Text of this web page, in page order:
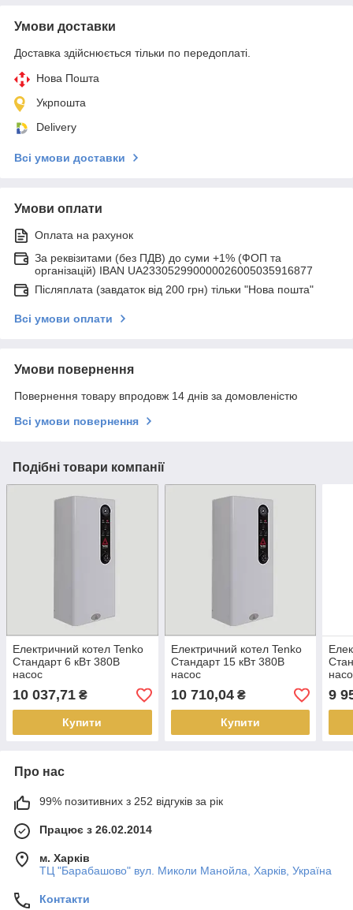
Умови доставки
Доставка здійснюється тільки по передоплаті.
Нова Пошта
Укрпошта
Delivery
Всі умови доставки
Умови оплати
Оплата на рахунок
За реквізитами (без ПДВ) до суми +1% (ФОП та
організацій) IBAN UA233052990000026005035916877
Післяплата (завдаток від 200 грн) тільки "Нова пошта"
Всі умови оплати
Умови повернення
Повернення товару впродовж 14 днів за домовленістю
Всі умови повернення
Подібні товари компанії
Електричний котел Tenko
Стандарт 6 кВт 380В
насос
10 037,71 ₴
Купити
Електричний котел Tenko
Стандарт 15 кВт 380В
насос
10 710,04₴
Купити
9
Про нас
99% позитивних з 252 відгуків за рік
Працює з 26.02.2014
м. Харків
ТЦ "Барабашово" вул. Миколи Манойла, Харків, Україна
Контакти